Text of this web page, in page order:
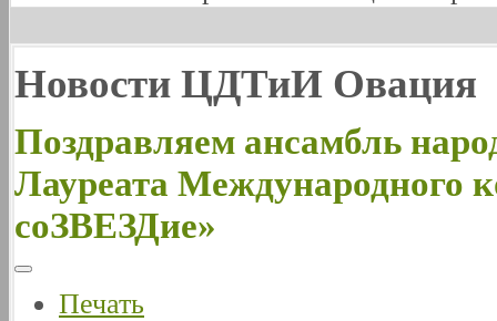
Новости ЦДТиИ Овация
Поздравляем ансамбль
Лауреата Международного
соЗВЕЗДие»
Печать